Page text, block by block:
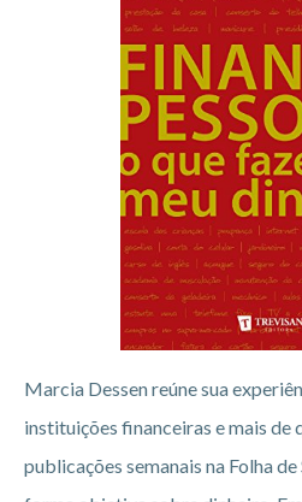
Marcia Dessen reúne sua
instituições financeiras e mais de
publicações semanais na Folha